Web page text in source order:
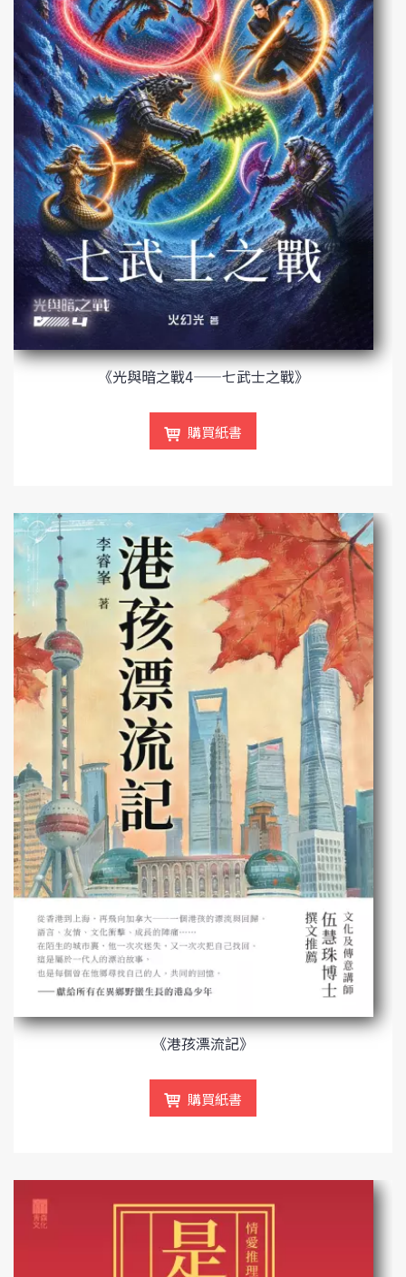
《光與暗之戰4——七武士之戰》
購買紙書
《港孩漂流記》
購買紙書